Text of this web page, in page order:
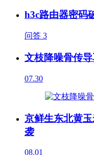
h3c路由器密码
问答 3
文枝降噪骨传
07.30
京鲜生东北黄
袭
08.01